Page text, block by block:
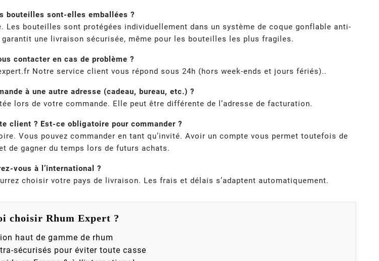
bouteilles sont-elles emballées ?
Les bouteilles sont protégées individuellement dans un système de coque gonflable anti-
une livraison sécurisée, même pour les bouteilles les plus fragiles.
contacter en cas de problème ?
Notre service client vous répond sous 24h (hors week-ends et jours fériés)..
à une autre adresse (cadeau, bureau, etc.) ?
lors de votre commande. Elle peut être différente de l’adresse de facturation.
client ? Est-ce obligatoire pour commander ?
Vous pouvez commander en tant qu’invité. Avoir un compte vous permet toutefois de
de gagner du temps lors de futurs achats.
vous à l’international ?
choisir votre pays de livraison. Les frais et délais s’adaptent automatiquement.
choisir Rhum Expert ?
haut de gamme de rhum
sécurisés pour éviter toute casse